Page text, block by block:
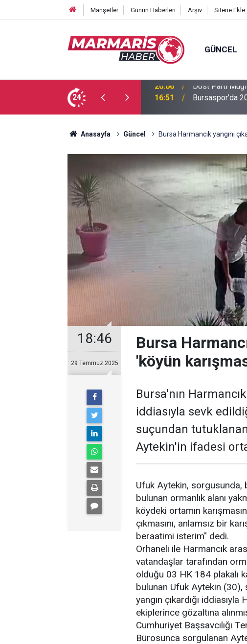
Manşetler Günün Haberleri Arşiv Sitene Ekle
GÜNCEL
24 16:51 Bursaspor’da
Anasayfa Güncel Bursa Harmancık yangını
18:46
29 Temmuz 2025
Bursa
'köyün
Bursa'nın
iddiasıyla sevk
suçundan
Aytekin'in ifadesi
Ufuk Aytekin, sorgusunda,
bulunan ormanlık alanı
köydeki ortamın
çıkmasını, anlamsız bir
beraatimi isterim" dedi.
Orhaneli ile Harmancık
vatandaşlar tarafından
olduğu 03 HK 184 plakalı
bulunan Ufuk Aytekin (30),
yangın çıkardığı
ekiplerince gözaltına
Cumhuriyet Başsavcılığı
Bürosunca sorgulanan